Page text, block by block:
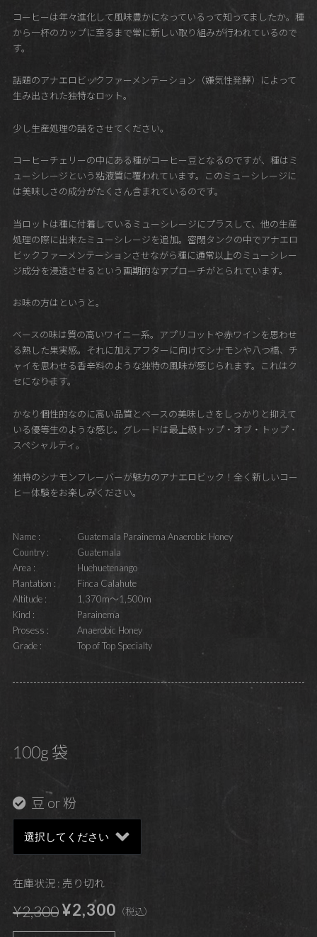
コーヒーは年々進化して風味豊かになっているって知ってましたか。種
から一杯のカップに至るまで常に新しい取り組みが行われているので
す。
話題のアナエロビックファーメンテーション（嫌気性発酵）によって
生み出された独特なロット。
少し生産処理の話をさせてください。
コーヒーチェリーの中にある種がコーヒー豆となるのですが、種はミ
ューシレージという粘液質に覆われています。このミューシレージに
は美味しさの成分がたくさん含まれているのです。
当ロットは種に付着しているミューシレージにプラスして、他の生産
処理の際に出来たミューシレージを追加。密閉タンクの中でアナエロ
ビックファーメンテーションさせながら種に通常以上のミューシレー
ジ成分を浸透させるという画期的なアプローチがとられています。
お味の方はというと。
ベースの味は質の高いワイニー系。アプリコットや赤ワインを思わせ
る熟した果実感。それに加えアフターに向けてシナモンや八つ橋、チ
ャイを思わせる香辛料のような独特の風味が感じられます。これはク
セになります。
かなり個性的なのに高い品質とベースの美味しさをしっかりと抑えて
いる優等生のような感じ。グレードは最上級トップ・オブ・トップ・
スペシャルティ。
独特のシナモンフレーバーが魅力のアナエロビック！全く新しいコー
ヒー体験をお楽しみください。
Name :
Guatemala Parainema Anaerobic Honey
Country :
Guatemala
Area :
Huehuetenango
Plantation :
Finca Calahute
Altitude :
1,370m～1,500m
Kind :
Parainema
Prosess :
Anaerobic Honey
Grade :
Top of Top Specialty
100g 袋
豆 or 粉
在庫状況 : 売り切れ
¥2,300¥2,300 （税込）